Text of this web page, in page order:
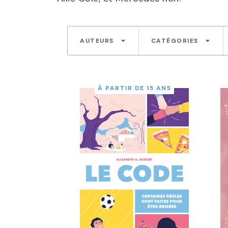
AUTEURS arrow_drop_down CATÉGORIES arrow_drop_down
À PARTIR DE 15 ANS